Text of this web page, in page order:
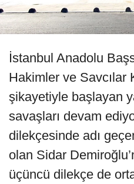
İstanbul Anadolu
Hakimler ve Savcılar
şikayetiyle başlayan
savaşları devam
dilekçesinde adı
olan Sidar
üçüncü dilekçe de